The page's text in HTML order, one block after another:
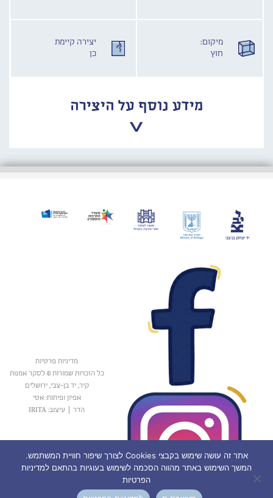
מיקום:
חוץ
יצירה קיימת
כן
מידע נוסף על היצירה
מדיניות פרטיות
כל הזכויות שמורות © לסקר אמנות
קיר, יד בן-צבי, ירושלים
אפיון ופיתוח: אטי
הדר
עיצוב: IRITA
אתר זה עושה שימוש בקבצי Cookies לצורך שיפור חוויית המשתמש.
המשך השימוש באתר מהווה הסכמה לשימוש בעוגיות בהתאם למדיניות
הפרטיות